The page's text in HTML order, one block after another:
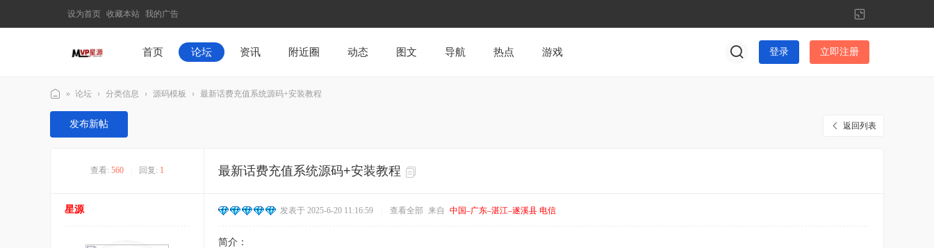
设为首页 收藏本站 我的广告
切
换
到
窄
首页 论坛 资讯 附近圈 动态 图文 导航 热点 游戏 登录 立即注册
M
» 论坛 › 分类信息 › 源码模板 › 最新话费充值系统源码+安装教程
返回列表
发布新帖
查看: 560 回复: 1 最新话费充值系统源码+安装教程
星源 发表于 2025-6-20 11:16:59 查看全部 来自 中国–广东–湛江–遂溪县 电信
简介：